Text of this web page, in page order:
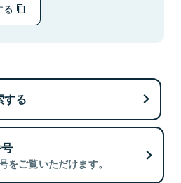
る
する
をご覧いただけます。